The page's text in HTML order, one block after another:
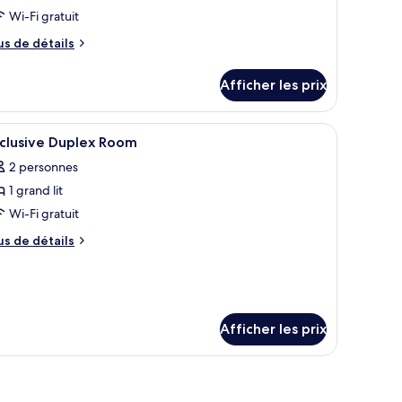
:
Wi-Fi gratuit
de détails
Afficher les prix
matelas Select Comfort Literie de qualité, couette en duvet, lit avec
5 Duplex Room
2 personnes
1 grand lit
Wi-Fi gratuit
de détails
Afficher les prix